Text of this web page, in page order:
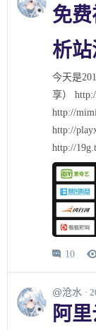
免
析
今天是
享）
http://
http://
http://
 10
@沧水 ·
阿